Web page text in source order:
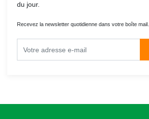
du jour.
Recevez la newsletter quotidienne dans votre boîte mail.